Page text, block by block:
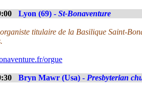
Lyon (69) - St-Bonaventure
titulaire de la Basilique Saint-
orgue
Bryn Mawr (Usa) - Presbyterian